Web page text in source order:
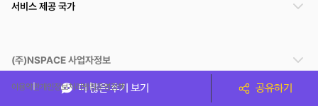
더 많은 후기 보기 공유하기
서비스 제공 국가
(주)NSPACE 사업자정보
이용약관개인정보처리방침운영정책
스페이스클라우드는 통신판매중개자이며 통신판매의 당사자가 아닙니다. 따라서 스페이스클